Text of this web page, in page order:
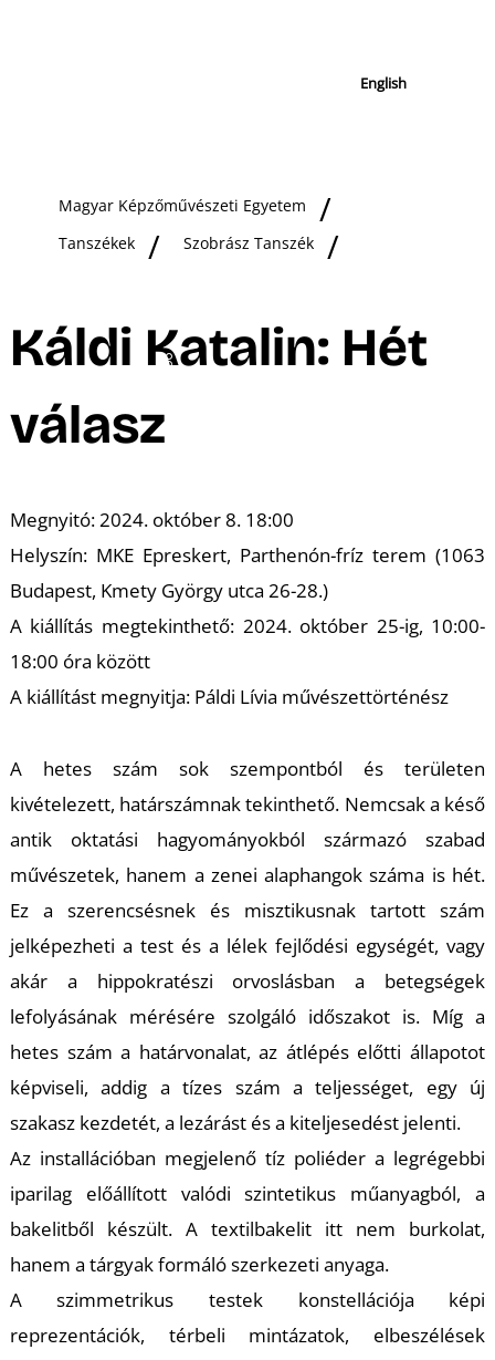
English
Magyar Képzőművészeti Egyetem
Tanszékek
Szobrász Tanszék
Káldi Katalin: Hét
válasz
Megnyitó: 2024. október 8. 18:00
Helyszín: MKE Epreskert, Parthenón-fríz terem (1063
Budapest, Kmety György utca 26-28.)
A kiállítás megtekinthető: 2024. október 25-ig, 10:00-
18:00 óra között
A kiállítást megnyitja: Páldi Lívia művészettörténész
A hetes szám sok szempontból és területen
kivételezett, határszámnak tekinthető. Nemcsak a késő
antik oktatási hagyományokból származó szabad
művészetek, hanem a zenei alaphangok száma is hét.
Ez a szerencsésnek és misztikusnak tartott szám
jelképezheti a test és a lélek fejlődési egységét, vagy
akár a hippokratészi orvoslásban a betegségek
lefolyásának mérésére szolgáló időszakot is. Míg a
hetes szám a határvonalat, az átlépés előtti állapotot
képviseli, addig a tízes szám a teljességet, egy új
szakasz kezdetét, a lezárást és a kiteljesedést jelenti.
Az installációban megjelenő tíz poliéder a legrégebbi
iparilag előállított valódi szintetikus műanyagból, a
bakelitből készült. A textilbakelit itt nem burkolat,
hanem a tárgyak formáló szerkezeti anyaga.
A szimmetrikus testek konstellációja képi
reprezentációk, térbeli mintázatok, elbeszélések